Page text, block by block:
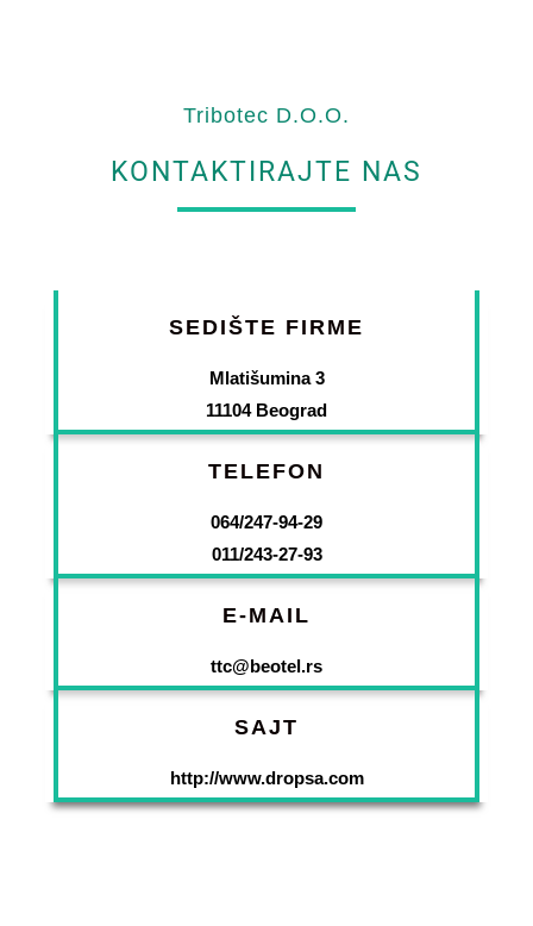
Tribotec D.O.O.
KONTAKTIRAJTE NAS
SEDIŠTE FIRME
Mlatišumina 3
11104 Beograd
TELEFON
064/247-94-29
011/243-27-93
E-MAIL
ttc@beotel.rs
SAJT
http://www.dropsa.com